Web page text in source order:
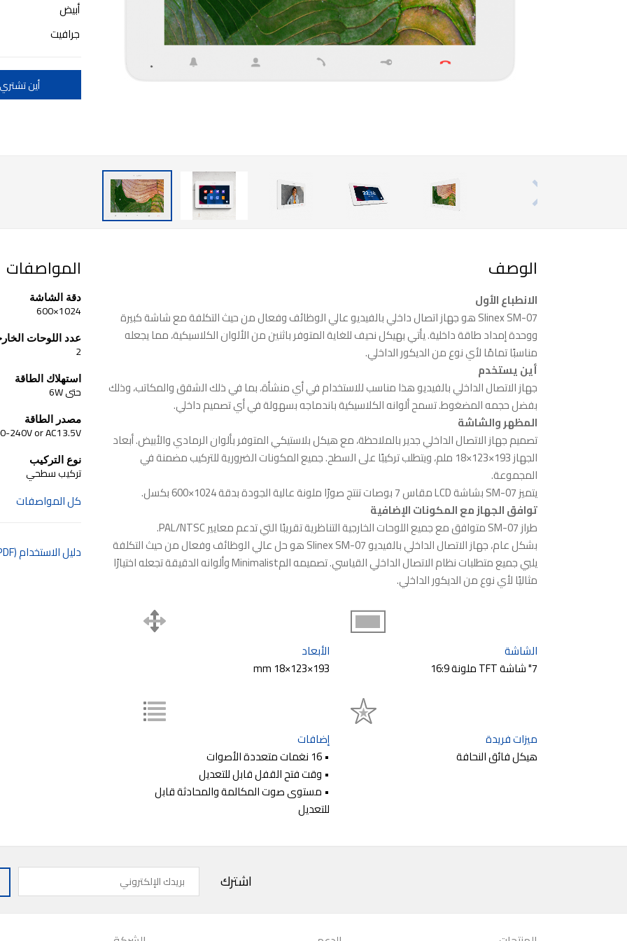
أبيض
جرافيت
أين تشتري
الوصف
الانطباع الأول
Slinex SM-07 هو جهاز اتصال داخلي بالفيديو عالي الوظائف وفعال من حيث التكلفة مع شاشة كبيرة
ووحدة إمداد طاقة داخلية. يأتي بهيكل نحيف للغاية المتوفر باثنين من الألوان الكلاسيكية، مما يجعله
مناسبًا تمامًا لأي نوع من الديكور الداخلي.
أين يستخدم
جهاز الاتصال الداخلي بالفيديو هذا مناسب للاستخدام في أي منشأة، بما في ذلك الشقق والمكاتب، وذلك
بفضل حجمه المضغوط. تسمح ألوانه الكلاسيكية باندماجه بسهولة في أي تصميم داخلي.
المظهر والشاشة
تصميم جهاز الاتصال الداخلي جدير بالملاحظة، مع هيكل بلاستيكي المتوفر بألوان الرمادي والأبيض. أبعاد
الجهاز 193×123×18 ملم، ويتطلب تركيبًا على السطح. جميع المكونات الضرورية للتركيب مضمنة في
المجموعة.
يتميز SM-07 بشاشة LCD مقاس 7 بوصات تنتج صورًا ملونة عالية الجودة بدقة 1024×600 بكسل.
توافق الجهاز مع المكونات الإضافية
طراز SM-07 متوافق مع جميع اللوحات الخارجية التناظرية تقريبًا التي تدعم معايير PAL/NTSC.
بشكل عام، جهاز الاتصال الداخلي بالفيديو Slinex SM-07 هو حل عالي الوظائف وفعال من حيث التكلفة
يلبي جميع متطلبات نظام الاتصال الداخلي القياسي. تصميمه المMinimalist وألوانه الدقيقة تجعله اختيارًا
مثاليًا لأي نوع من الديكور الداخلي.
الشاشة
7" شاشة TFT ملونة 16:9
الأبعاد
193×123×18 mm
ميزات فريدة
هيكل فائق النحافة
إضافات
• 16 نغمات متعددة الأصوات
• وقت فتح القفل قابل للتعديل
• مستوى صوت المكالمة والمحادثة قابل
للتعديل
المواصفات
دقة الشاشة
1024×600
عدد اللوحات
2
استهلاك الطاقة
حتى 6W
مصدر الطاقة
240V or AC13.5V
نوع التركيب
تركيب سطحي
كل المواصفات
دليل الاستخدام (PDF)
اشترك بريدك
الإلكتروني